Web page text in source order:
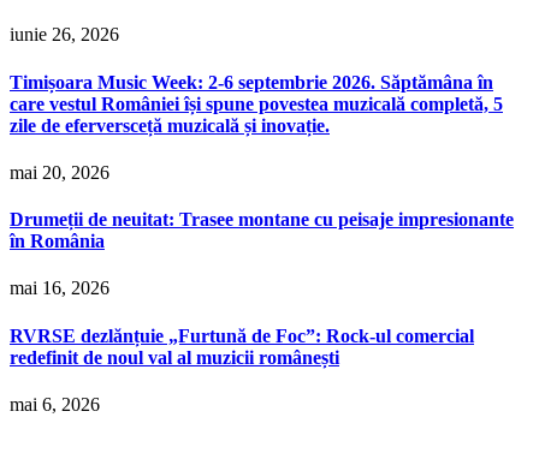
iunie 26, 2026
Timișoara Music Week: 2-6 septembrie 2026. Săptămâna în
care vestul României își spune povestea muzicală completă, 5
zile de eferversceță muzicală și inovație.
mai 20, 2026
Drumeții de neuitat: Trasee montane cu peisaje impresionante
în România
mai 16, 2026
RVRSE dezlănțuie „Furtună de Foc”: Rock-ul comercial
redefinit de noul val al muzicii românești
mai 6, 2026